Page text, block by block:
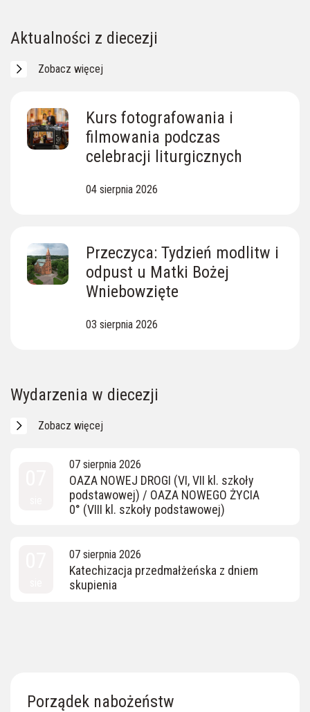
Porządek nabożeństw
Aktualności z diecezji
Zobacz więcej
Kurs fotografowania i
filmowania podczas
celebracji liturgicznych
04 sierpnia 2026
Przeczyca: Tydzień modlitw i
odpust u Matki Bożej
Wniebowzięte
03 sierpnia 2026
Wydarzenia w diecezji
Zobacz więcej
07 sierpnia 2026
OAZA NOWEJ DROGI (VI, VII kl. szkoły
podstawowej) / OAZA NOWEGO ŻYCIA
0° (VIII kl. szkoły podstawowej)
07 sierpnia 2026
Katechizacja przedmałżeńska z dniem
skupienia